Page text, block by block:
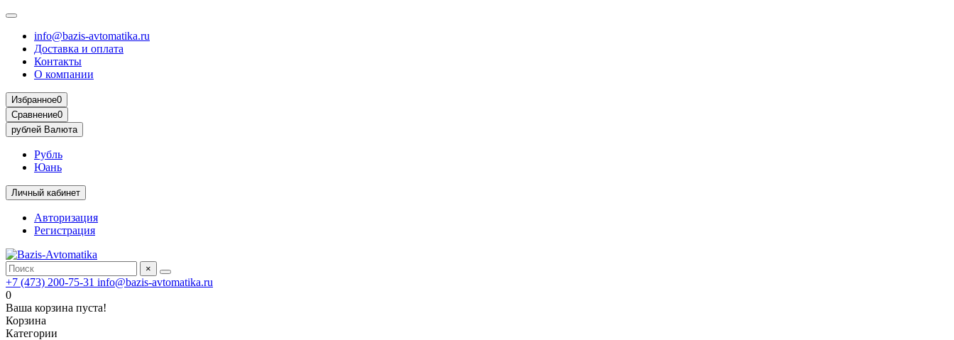
info@bazis-avtomatika.ru
Доставка и оплата
Контакты
О компании
Избранное0
Сравнение0
рублей Валюта
Рубль
Юань
Личный кабинет
Авторизация
Регистрация
×
+7 (473) 200-75-31 info@bazis-avtomatika.ru
0
Ваша корзина пуста!
Корзина
Категории